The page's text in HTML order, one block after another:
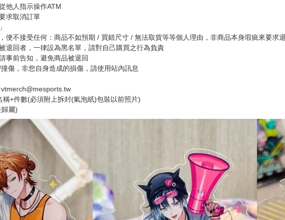
他人指示操作ATM
求取消訂單
便不接受任何：商品不如預期 / 買錯尺寸 / 無法取貨等等個人理由，非商品本身瑕疵來要求
退回者，一律設為黑名單，請對自己購買之行為負責
事前告知，避免商品被退回
傷，非您自身造成的損傷，請使用站內訊息
+件數(必須附上拆封(氣泡紙)包裝以前照片)
屬)